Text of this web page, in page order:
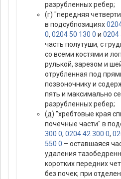
разрубленных ребер;
(г) "передняя
в подсубпозициях
0, 0204 50 130 0 и 0204
часть полутуши, с
со всеми костями и
рулькой, зарезом и
отрубленная под
позвоночнику и
пять и максимально
разрубленных ребер;
(д) "хребтовые края
почечные части" в
300 0, 0204 42 300 0,
550 0 – оставшаяся
удаления
коротких передних
без почек; при